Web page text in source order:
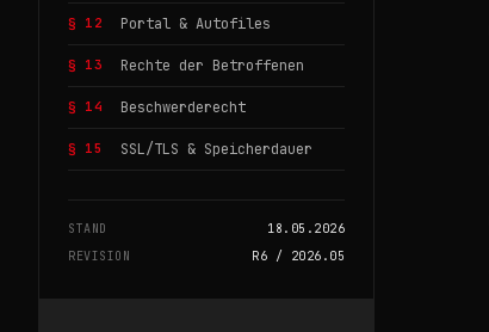
§ 12 Portal & Autofiles
§ 13 Rechte der Betroffenen
§ 14 Beschwerderecht
§ 15 SSL/TLS & Speicherdauer
STAND
18.05.2026
REVISION
R6 / 2026.05